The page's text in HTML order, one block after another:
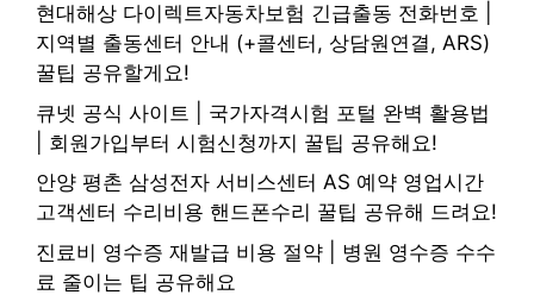
현대해상 다이렉트자동차보험 긴급출동 전화번호 |
지역별 출동센터 안내 (+콜센터, 상담원연결, ARS)
꿀팁 공유할게요!
큐넷 공식 사이트 | 국가자격시험 포털 완벽 활용법
| 회원가입부터 시험신청까지 꿀팁 공유해요!
안양 평촌 삼성전자 서비스센터 AS 예약 영업시간
고객센터 수리비용 핸드폰수리 꿀팁 공유해 드려요!
진료비 영수증 재발급 비용 절약 | 병원 영수증 수수
료 줄이는 팁 공유해요